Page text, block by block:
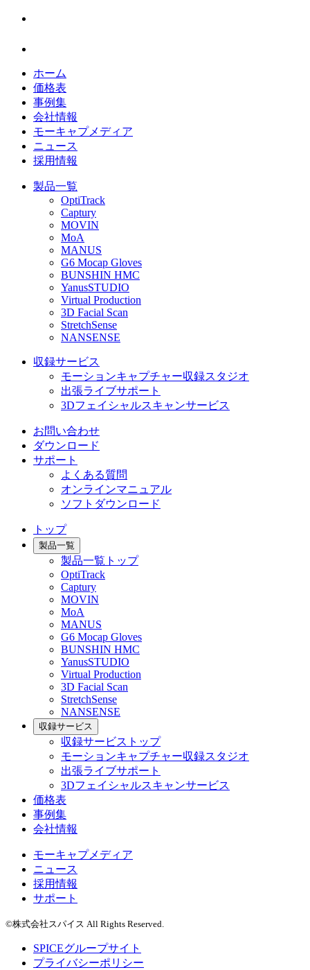
ホーム
価格表
事例集
会社情報
モーキャプメディア
ニュース
採用情報
製品一覧
OptiTrack
Captury
MOVIN
MoA
MANUS
G6 Mocap Gloves
BUNSHIN HMC
YanusSTUDIO
Virtual Production
3D Facial Scan
StretchSense
NANSENSE
収録サービス
モーションキャプチャー収録スタジオ
出張ライブサポート
3Dフェイシャルスキャンサービス
お問い合わせ
ダウンロード
サポート
よくある質問
オンラインマニュアル
ソフトダウンロード
トップ
製品一覧
製品一覧トップ
OptiTrack
Captury
MOVIN
MoA
MANUS
G6 Mocap Gloves
BUNSHIN HMC
YanusSTUDIO
Virtual Production
3D Facial Scan
StretchSense
NANSENSE
収録サービス
収録サービストップ
モーションキャプチャー収録スタジオ
出張ライブサポート
3Dフェイシャルスキャンサービス
価格表
事例集
会社情報
モーキャプメディア
ニュース
採用情報
サポート
©株式会社スパイス All Rights Reserved.
SPICEグループサイト
プライバシーポリシー